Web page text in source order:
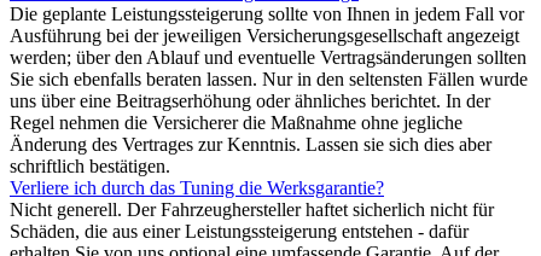
Die geplante Leistungssteigerung sollte von Ihnen in jedem Fall vor
Ausführung bei der jeweiligen Versicherungsgesellschaft angezeigt
werden; über den Ablauf und eventuelle Vertragsänderungen sollten
Sie sich ebenfalls beraten lassen. Nur in den seltensten Fällen wurde
uns über eine Beitragserhöhung oder ähnliches berichtet. In der
Regel nehmen die Versicherer die Maßnahme ohne jegliche
Änderung des Vertrages zur Kenntnis. Lassen sie sich dies aber
schriftlich bestätigen.
Verliere ich durch das Tuning die Werksgarantie?
Nicht generell. Der Fahrzeughersteller haftet sicherlich nicht für
Schäden, die aus einer Leistungssteigerung entstehen - dafür